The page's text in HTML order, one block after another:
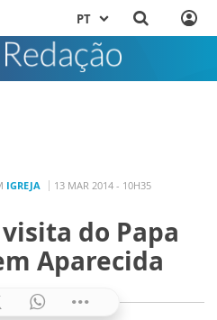
PT
IGREJA 13 MAR 2014 - 10H35
do Papa
Aparecida